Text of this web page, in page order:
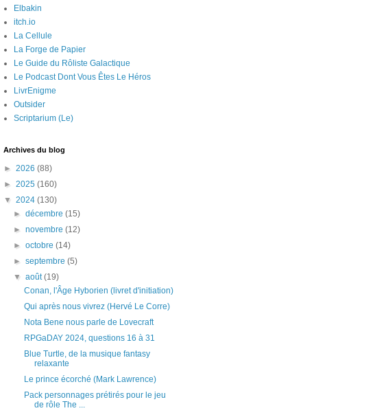
Elbakin
itch.io
La Cellule
La Forge de Papier
Le Guide du Rôliste Galactique
Le Podcast Dont Vous Êtes Le Héros
LivrEnigme
Outsider
Scriptarium (Le)
Archives du blog
► 2026 (88)
► 2025 (160)
▼ 2024 (130)
►décembre(15)
►novembre(12)
►octobre(14)
►septembre(5)
▼août(19)
Conan, l'Âge Hyborien (livret d'initiation)
Qui après nous vivrez (Hervé Le Corre)
Nota Bene nous parle de Lovecraft
RPGaDAY 2024, questions 16 à 31
Blue Turtle, de la musique fantasy
relaxante
Le prince écorché (Mark Lawrence)
Pack personnages prétirés pour le jeu
de rôle The ...